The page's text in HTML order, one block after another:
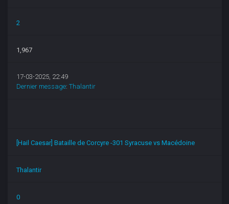
2
1,967
17-03-2025, 22:49
Dernier message:Thalantir
[Hail Caesar] Bataille de Corcyre -301 Syracuse vs Macédoine
Thalantir
0